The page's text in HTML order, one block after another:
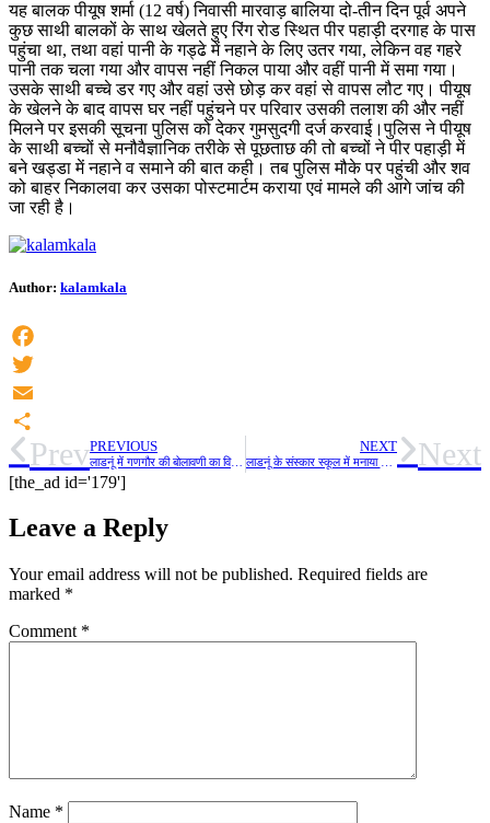
यह बालक पीयूष शर्मा (12 वर्ष) निवासी मारवाड़ बालिया दो-तीन दिन पूर्व अपने
कुछ साथी बालकों के साथ खेलते हुए रिंग रोड स्थित पीर पहाड़ी दरगाह के पास
पहुंचा था, तथा वहां पानी के गड्ढे में नहाने के लिए उतर गया, लेकिन वह गहरे
पानी तक चला गया और वापस नहीं निकल पाया और वहीं पानी में समा गया।
उसके साथी बच्चे डर गए और वहां उसे छोड़ कर वहां से वापस लौट गए। पीयूष
के खेलने के बाद वापस घर नहीं पहुंचने पर परिवार उसकी तलाश की और नहीं
मिलने पर इसकी सूचना पुलिस को देकर गुमसुदगी दर्ज करवाई।पुलिस ने पीयूष
के साथी बच्चों से मनौवैज्ञानिक तरीके से पूछताछ की तो बच्चों ने पीर पहाड़ी में
बने खड्डा में नहाने व समाने की बात कही। तब पुलिस मौके पर पहुंची और शव
को बाहर निकालवा कर उसका पोस्टमार्टम कराया एवं मामले की आगे जांच की
जा रही है।
Author: kalamkala
Facebook
Twitter
Email
SharePrevPREVIOUS
लाडनूं में गणगौर की बोलावणी का विशाल मेला 22 मार्च को, राहू कुआं पर होंगे फेरे, शनिवार को तीन स्थानों पर लगेंगे छोटे मेले, ड्रॉन कैमरों से होगी मेले की निगरानी, मेला को लेकर तैयारियां युद्ध स्तर पर, राहू कुआं व गौर के चबूतरे का किया गया नवीनीकरण, कार्यकर्ता रहेंगे श्वेत वस्त्रों और साफे में
NEXT Next
[the_ad id='179']
Leave a Reply
Your email address will not be published. Required fields are
marked *
Comment *
Name *